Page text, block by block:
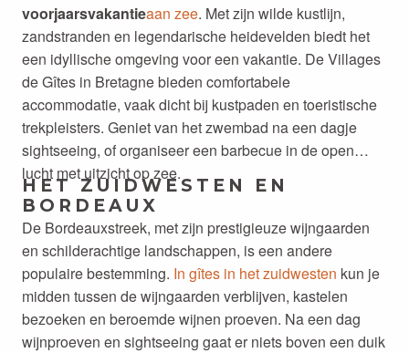
voorjaarsvakantieaan zee. Met zijn wilde kustlijn,
zandstranden en legendarische heidevelden biedt het
een idyllische omgeving voor een vakantie. De Villages
de Gîtes in Bretagne bieden comfortabele
accommodatie, vaak dicht bij kustpaden en toeristische
trekpleisters. Geniet van het zwembad na een dagje
sightseeing, of organiseer een barbecue in de open
lucht met uitzicht op zee.
HET ZUIDWESTEN EN
BORDEAUX
De Bordeauxstreek, met zijn prestigieuze wijngaarden
en schilderachtige landschappen, is een andere
populaire bestemming. In gîtes in het zuidwesten kun je
midden tussen de wijngaarden verblijven, kastelen
bezoeken en beroemde wijnen proeven. Na een dag
wijnproeven en sightseeing gaat er niets boven een duik